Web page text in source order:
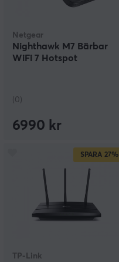
Netgear
Nighthawk M7 Bärbar
WiFi 7 Hotspot
(0)
6990 kr
SPARA 27%
TP-Link